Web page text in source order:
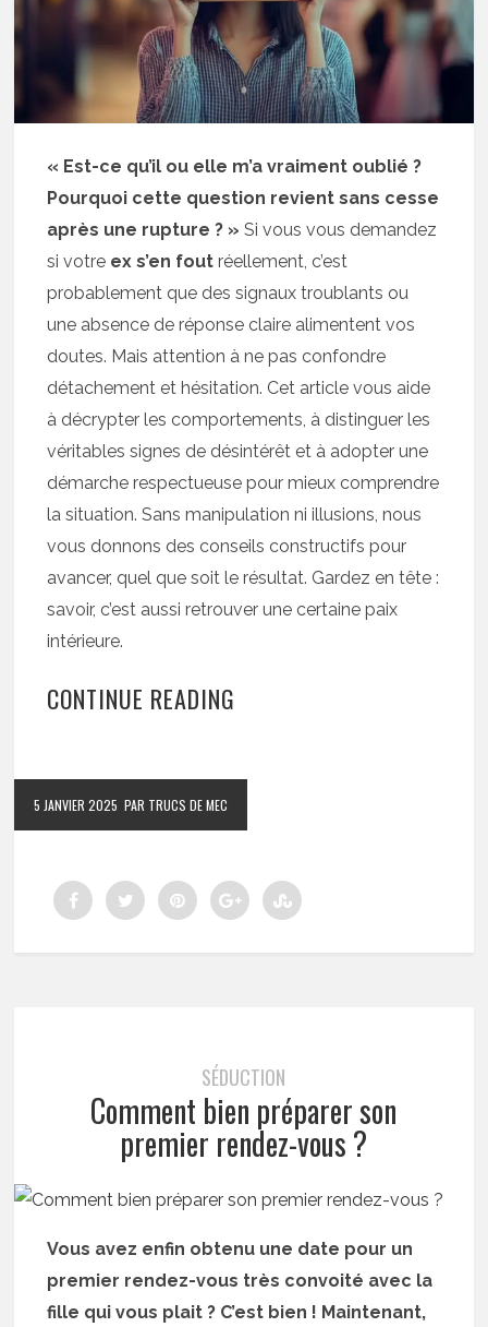
« Est-ce qu’il ou elle m’a vraiment oublié ?
Pourquoi cette question revient sans cesse
après une rupture ? » Si vous vous demandez
si votre ex s’en fout réellement, c’est
probablement que des signaux troublants ou
une absence de réponse claire alimentent vos
doutes. Mais attention à ne pas confondre
détachement et hésitation. Cet article vous aide
à décrypter les comportements, à distinguer les
véritables signes de désintérêt et à adopter une
démarche respectueuse pour mieux comprendre
la situation. Sans manipulation ni illusions, nous
vous donnons des conseils constructifs pour
avancer, quel que soit le résultat. Gardez en tête :
savoir, c’est aussi retrouver une certaine paix
intérieure.
CONTINUE READING
5 JANVIER 2025 PAR TRUCS DE MEC
SÉDUCTION
Comment bien préparer son
premier rendez-vous ?
Vous avez enfin obtenu une date pour un
premier rendez-vous très convoité avec la
fille qui vous plait ? C’est bien ! Maintenant,